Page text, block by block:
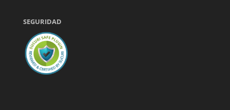
SEGURIDAD